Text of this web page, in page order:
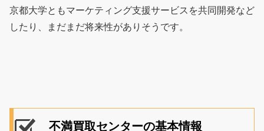
京都大学ともマーケティング支援サービスを共同開発など
したり、まだまだ将来性がありそうです。
不満買取センターの基本情報